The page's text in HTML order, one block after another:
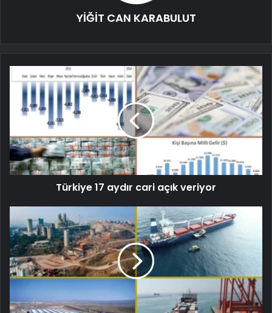
YİĞİT CAN KARABULUT
Türkiye 17 aydır cari açık veriyor